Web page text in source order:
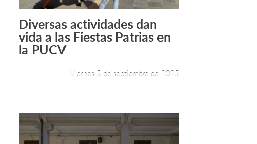
Leer más +
Diversas actividades dan
vida a las Fiestas Patrias en
la PUCV
Viernes 5 de septiembre de 2025